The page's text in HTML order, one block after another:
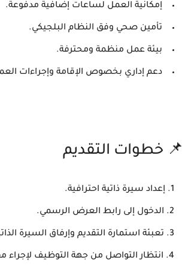
إمكانية العمل لساعات إضافية مدفوعة.
تأمين صحي وفق النظام البلجيكي.
بيئة عمل منظمة ومحترفة.
دعم إداري بخصوص الإقامة وإجراءات
📌 خطوات التقديم
إعداد سيرة ذاتية احترافية.
الدخول إلى رابط العرض الرسمي.
تعبئة استمارة التقديم وإرفاق السيرة
انتظار التواصل من جهة التوظيف لإجراء